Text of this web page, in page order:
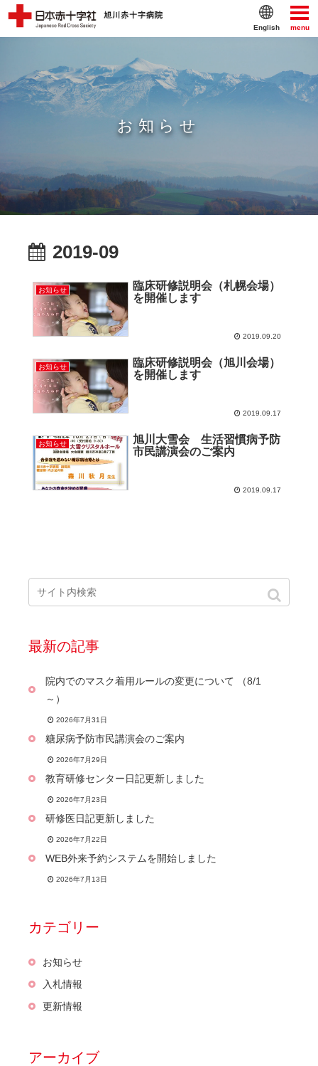
menu
English
お知らせ
2019-09
お知らせ
臨床研修説明会（札幌会場）
を開催します
2019.09.20
お知らせ
臨床研修説明会（旭川会場）
を開催します
2019.09.17
お知らせ
旭川大雪会 生活習慣病予防
市民講演会のご案内
2019.09.17
最新の記事
院内でのマスク着用ルールの変更について （8/1
～）
2026年7月31日
糖尿病予防市民講演会のご案内
2026年7月29日
教育研修センター日記更新しました
2026年7月23日
研修医日記更新しました
2026年7月22日
WEB外来予約システムを開始しました
2026年7月13日
カテゴリー
お知らせ
入札情報
更新情報
アーカイブ